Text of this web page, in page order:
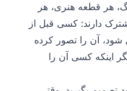
هر قطعه هنری، هر
دارند: کسی قبل از
شود، آن را تصور کرده
اینکه کسی آن را